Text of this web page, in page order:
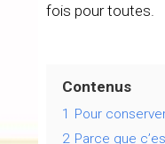
fois pour toutes.
Contenus
1 Pour
2 Parce que